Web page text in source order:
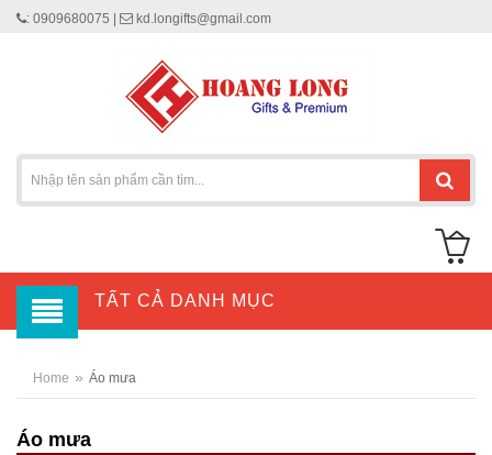
: 0909680075 | kd.longifts@gmail.com
TẤT CẢ DANH MỤC
Home » Áo mưa
Áo mưa